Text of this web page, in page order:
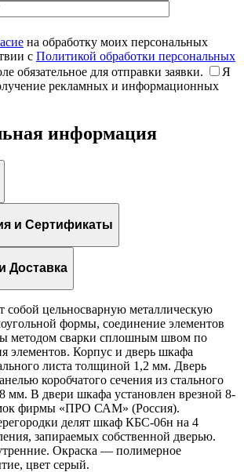
на обработку моих персональных
с Политикой обработки персональных
обязательное для отправки заявки.
Я
рекламных и информационных
информация
и Сертификаты
Доставка
собой цельносварную металлическую
формы, соединение элементов
методом сварки сплошным швом по
элементов. Корпус и дверь шкафа
листа толщиной 1,2 мм. Дверь
коробчатого сечения из стального
мм. В двери шкафа установлен врезной 8-
фирмы «ПРО САМ» (Россия).
делят шкаф КБС-06н на 4
запираемых собственной дверью.
Окраска — полимерное
цвет серый.